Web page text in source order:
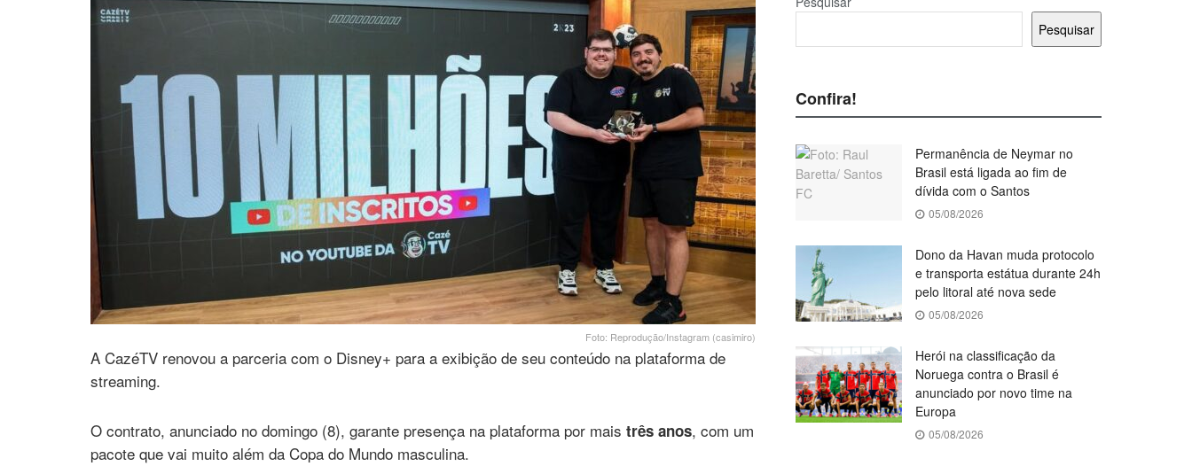
Foto: Reprodução/Instagram (casimiro)
A CazéTV renovou a parceria com o Disney+ para a exibição de seu conteúdo na plataforma de
streaming.
O contrato, anunciado no domingo (8), garante presença na plataforma por mais três anos, com um
pacote que vai muito além da Copa do Mundo masculina.
Pesquisar
Confira!
Permanência de Neymar no
Brasil está ligada ao fim de
dívida com o Santos
05/08/2026
Dono da Havan muda protocolo
e transporta estátua durante 24h
pelo litoral até nova sede
05/08/2026
Herói na classificação da
Noruega contra o Brasil é
anunciado por novo time na
Europa
05/08/2026